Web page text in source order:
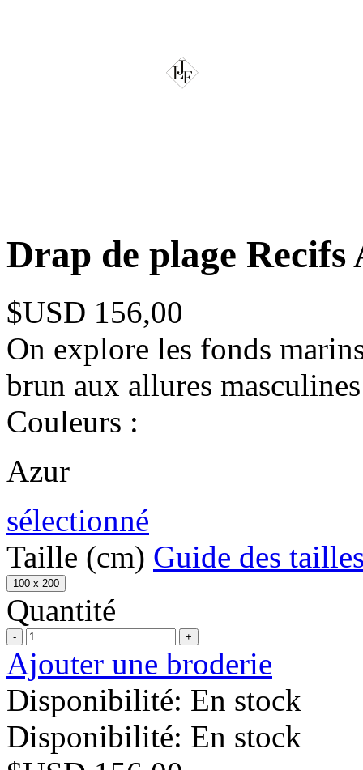
Drap de plage
$USD 156,00
On explore les fonds
brun aux allures
Couleurs :
Azur
sélectionné
Taille (cm) Guide des
100 x 200
Quantité
- +
Ajouter une broderie
Disponibilité: En stock
Disponibilité: En stock